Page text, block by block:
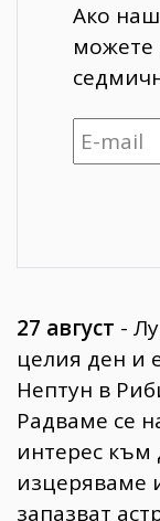
Ако
можете
27 август -
целия ден и
Нептун в
Радваме се
интерес към
изцеряваме
запазват